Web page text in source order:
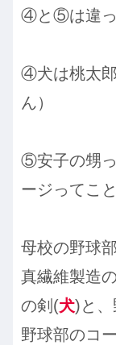
④と⑤は違っ
④犬は桃太
ん）
⑤安子の甥
ージってこ
母校の野球
真繊維製造
の剣(犬)と、
野球部のコ